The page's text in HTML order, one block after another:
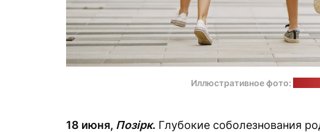
Иллюстративное фото:
18 июня, Позірк. Глубокие соболезнования